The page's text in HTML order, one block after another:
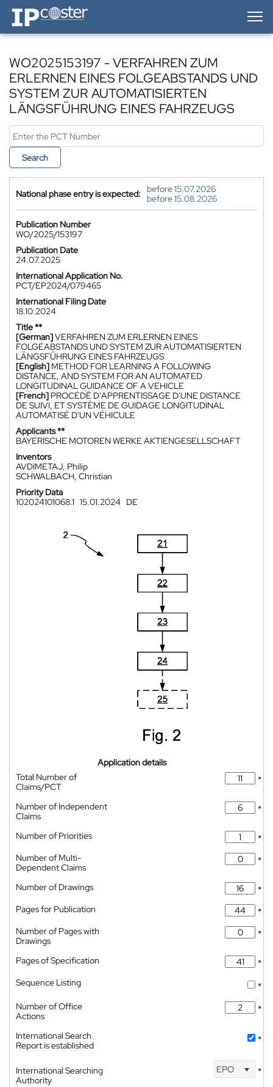
IP-Coster — Home
WO2025153197 - VERFAHREN ZUM
ERLERNEN EINES FOLGEABSTANDS UND
SYSTEM ZUR AUTOMATISIERTEN
LÄNGSFÜHRUNG EINES FAHRZEUGS
Search
National phase entry is expected:
before 15.07.2026
before 15.08.2026
Publication Number
WO/2025/153197
Publication Date
24.07.2025
International Application No.
PCT/EP2024/079465
International Filing Date
18.10.2024
Title **
[German]VERFAHREN ZUM ERLERNEN EINES
FOLGEABSTANDS UND SYSTEM ZUR AUTOMATISIERTEN
LÄNGSFÜHRUNG EINES FAHRZEUGS
[English] METHOD FOR LEARNING A FOLLOWING
DISTANCE, AND SYSTEM FOR AN AUTOMATED
LONGITUDINAL GUIDANCE OF A VEHICLE
[French] PROCÉDÉ D'APPRENTISSAGE D'UNE DISTANCE
DE SUIVI, ET SYSTÈME DE GUIDAGE LONGITUDINAL
AUTOMATISÉ D'UN VÉHICULE
Applicants **
BAYERISCHE MOTOREN WERKE AKTIENGESELLSCHAFT
Inventors
AVDIMETAJ, Philip
SCHWALBACH, Christian
Priority Data
102024101068.1 15.01.2024 DE
Application details
Total Number of
Claims/PCT
*
Number of Independent
Claims
*
Number of Priorities
*
Number of Multi-
Dependent Claims
*
Number of Drawings
*
Pages for Publication
*
Number of Pages with
Drawings
*
Pages of Specification
*
Sequence Listing
*
Number of Office
Actions
*
International Search
Report is established
*
International Searching
Authority
EPO *